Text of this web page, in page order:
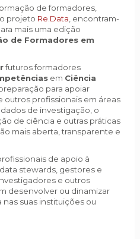
de formadores,
projeto Re.Data , encontram-
mais uma edição
de Formadores em
futuros formadores
em Ciência
para apoiar
outros profissionais em áreas
de investigação, o
de ciência e outras práticas
mais aberta, transparente e
de apoio à
stewards, gestores e
e outros
desenvolver ou dinamizar
suas instituições ou